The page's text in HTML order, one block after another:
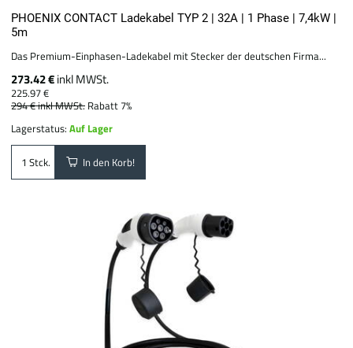
PHOENIX CONTACT Ladekabel TYP 2 | 32A | 1 Phase | 7,4kW |
5m
Das Premium-Einphasen-Ladekabel mit Stecker der deutschen Firma...
273.42 €inkl MWSt.
225.97 €
294 €inkl MWSt. Rabatt 7%
Lagerstatus:Auf Lager
Stck. In den Korb!